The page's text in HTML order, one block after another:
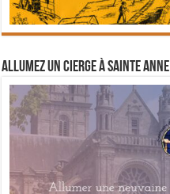
Allumez un cierge à Sainte Anne